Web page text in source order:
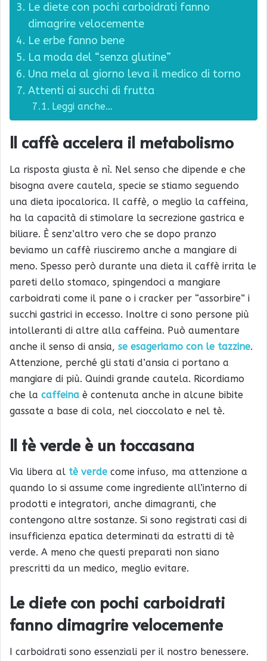
Le diete con pochi carboidrati fanno
dimagrire velocemente
Le erbe fanno bene
La moda del “senza glutine”
Una mela al giorno leva il medico di torno
Attenti ai succhi di frutta
Leggi anche…
Il caffè accelera il metabolismo
La risposta giusta è nì. Nel senso che dipende e che
bisogna avere cautela, specie se stiamo seguendo
una dieta ipocalorica. Il caffè, o meglio la caffeina,
ha la capacità di stimolare la secrezione gastrica e
biliare. È senz’altro vero che se dopo pranzo
beviamo un caffè riusciremo anche a mangiare di
meno. Spesso però durante una dieta il caffè irrita le
pareti dello stomaco, spingendoci a mangiare
carboidrati come il pane o i cracker per “assorbire” i
succhi gastrici in eccesso. Inoltre ci sono persone più
intolleranti di altre alla caffeina. Può aumentare
anche il senso di ansia, se esageriamo con le tazzine.
Attenzione, perché gli stati d’ansia ci portano a
mangiare di più. Quindi grande cautela. Ricordiamo
che la caffeina è contenuta anche in alcune bibite
gassate a base di cola, nel cioccolato e nel tè.
Il tè verde è un toccasana
Via libera al tè verde come infuso, ma attenzione a
quando lo si assume come ingrediente all’interno di
prodotti e integratori, anche dimagranti, che
contengono altre sostanze. Si sono registrati casi di
insufficienza epatica determinati da estratti di tè
verde. A meno che questi preparati non siano
prescritti da un medico, meglio evitare.
Le diete con pochi carboidrati
fanno dimagrire velocemente
I carboidrati sono essenziali per il nostro benessere.